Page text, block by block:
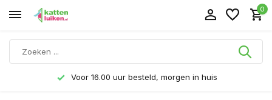
0
Voor 16.00 uur besteld, morgen in huis